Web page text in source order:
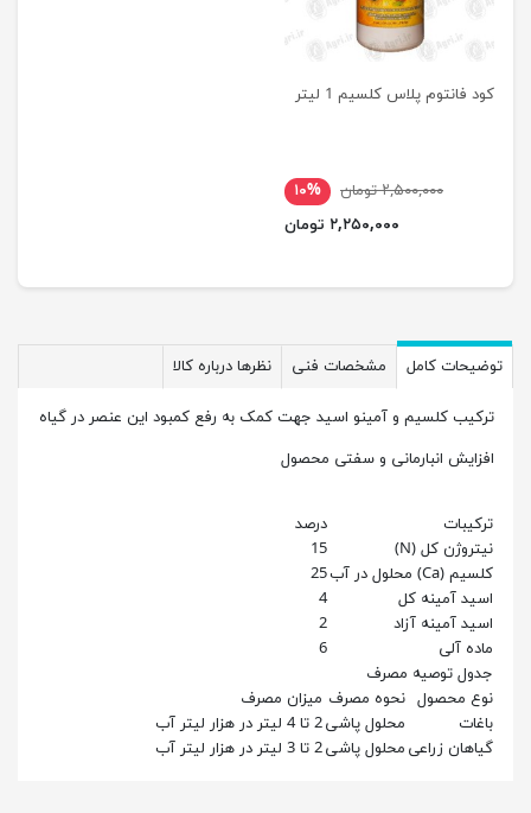
کود فانتوم پلاس کلسیم 1 لیتر
۲,۵۰۰,۰۰۰ تومان
۱۰%
۲,۲۵۰,۰۰۰ تومان
توضیحات کامل مشخصات فنی نظرها درباره کالا
ترکیب کلسیم و آمینو اسید جهت کمک به رفع کمبود این عنصر در گیاه
افزایش انبارمانی و سفتی محصول
ترکیبات
درصد
نیتروژن کل (N)
15
کلسیم (Ca) محلول در آب
25
اسید آمینه کل
4
اسید آمینه آزاد
2
ماده آلی
6
جدول توصیه مصرف
نوع محصول نحوه مصرف میزان مصرف
باغات
محلول پاشی2 تا 4 لیتر در هزار لیتر آب
گیاهان زراعی محلول پاشی2 تا 3 لیتر در هزار لیتر آب